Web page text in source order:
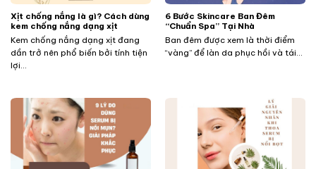
Xịt chống nắng là gì? Cách dùng
kem chống nắng dạng xịt
Kem chống nắng dạng xịt đang
dần trở nên phổ biến bởi tính tiện
lợi...
​​​​​​6 Bước Skincare Ban Đêm
“Chuẩn Spa” Tại Nhà
Ban đêm được xem là thời điểm
“vàng” để làn da phục hồi và tái...